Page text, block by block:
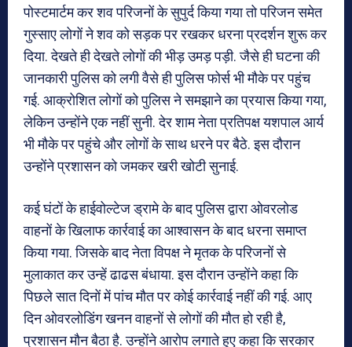
पोस्टमार्टम कर शव परिजनों के सुपुर्द किया गया तो परिजन समेत
गुस्साए लोगों ने शव को सड़क पर रखकर धरना प्रदर्शन शुरू कर
दिया. देखते ही देखते लोगों की भीड़ उमड़ पड़ी. जैसे ही घटना की
जानकारी पुलिस को लगी वैसे ही पुलिस फोर्स भी मौके पर पहुंच
गई. आक्रोशित लोगों को पुलिस ने समझाने का प्रयास किया गया,
लेकिन उन्होंने एक नहीं सुनी. देर शाम नेता प्रतिपक्ष यशपाल आर्य
भी मौके पर पहुंचे और लोगों के साथ धरने पर बैठे. इस दौरान
उन्होंने प्रशासन को जमकर खरी खोटी सुनाई.
कई घंटों के हाईवोल्टेज ड्रामे के बाद पुलिस द्वारा ओवरलोड
वाहनों के खिलाफ कार्रवाई का आश्वासन के बाद धरना समाप्त
किया गया. जिसके बाद नेता विपक्ष ने मृतक के परिजनों से
मुलाकात कर उन्हें ढाढस बंधाया. इस दौरान उन्होंने कहा कि
पिछले सात दिनों में पांच मौत पर कोई कार्रवाई नहीं की गई. आए
दिन ओवरलोडिंग खनन वाहनों से लोगों की मौत हो रही है,
प्रशासन मौन बैठा है. उन्होंने आरोप लगाते हुए कहा कि सरकार